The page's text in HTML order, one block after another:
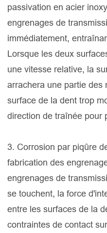
passivation en acier
engrenages de
immédiatement,
Lorsque les deux
une vitesse relative, la
arrachera une partie des
surface de la dent trop
direction de traînée pour
3. Corrosion par piqûre
fabrication des
engrenages de
se touchent, la force
entre les surfaces de la
contraintes de contact